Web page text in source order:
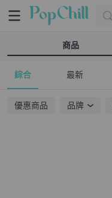
商品
綜合 最新
優惠商品 品牌